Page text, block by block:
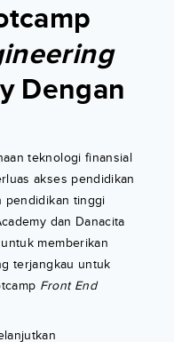
Dengan
teknologi finansial
akses pendidikan
pendidikan tinggi
dan Danacita
memberikan
terjangkau untuk
Front End